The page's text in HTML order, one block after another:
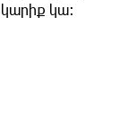
կա։